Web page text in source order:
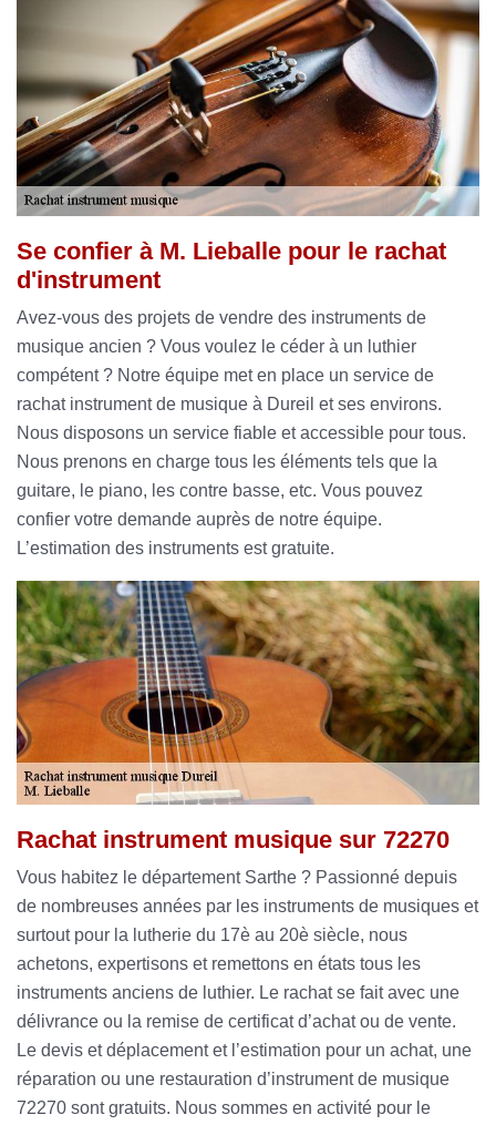
Se confier à M. Lieballe pour le rachat
d'instrument
Avez-vous des projets de vendre des instruments de
musique ancien ? Vous voulez le céder à un luthier
compétent ? Notre équipe met en place un service de
rachat instrument de musique à Dureil et ses environs.
Nous disposons un service fiable et accessible pour tous.
Nous prenons en charge tous les éléments tels que la
guitare, le piano, les contre basse, etc. Vous pouvez
confier votre demande auprès de notre équipe.
L’estimation des instruments est gratuite.
Rachat instrument musique sur 72270
Vous habitez le département Sarthe ? Passionné depuis
de nombreuses années par les instruments de musiques et
surtout pour la lutherie du 17è au 20è siècle, nous
achetons, expertisons et remettons en états tous les
instruments anciens de luthier. Le rachat se fait avec une
délivrance ou la remise de certificat d’achat ou de vente.
Le devis et déplacement et l’estimation pour un achat, une
réparation ou une restauration d’instrument de musique
72270 sont gratuits. Nous sommes en activité pour le